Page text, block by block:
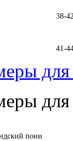
38-
41-
пони